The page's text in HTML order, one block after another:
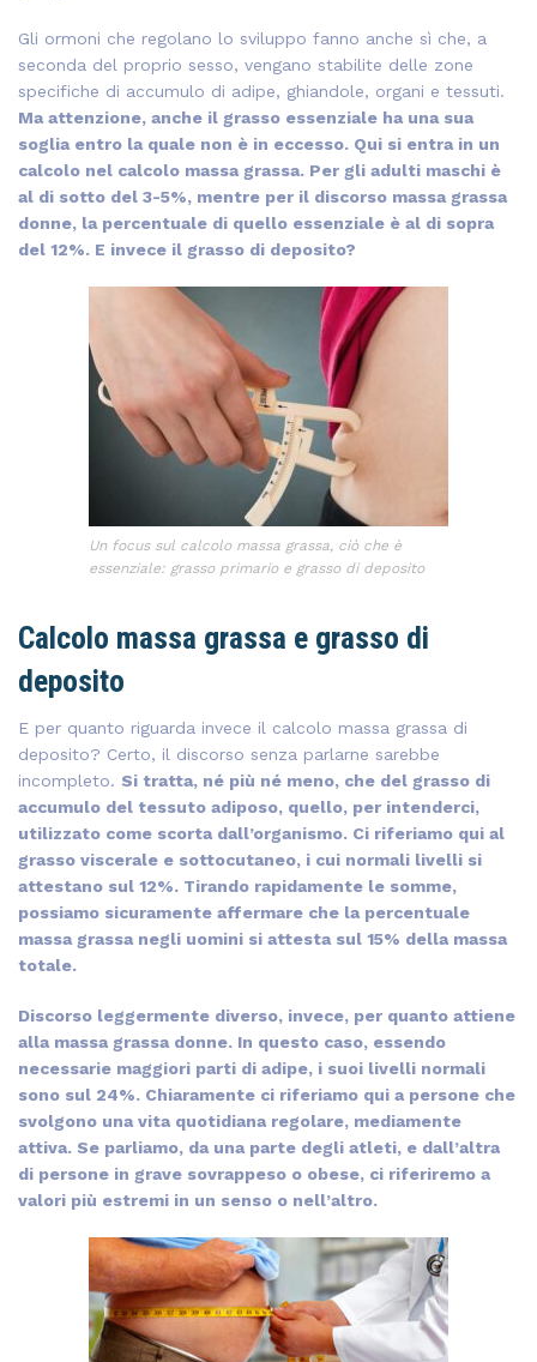
Gli ormoni che regolano lo sviluppo fanno anche sì che, a
seconda del proprio sesso, vengano stabilite delle zone
specifiche di accumulo di adipe, ghiandole, organi e tessuti.
Ma attenzione, anche il grasso essenziale ha una sua
soglia entro la quale non è in eccesso. Qui si entra in un
calcolo nel calcolo massa grassa. Per gli adulti maschi è
al di sotto del 3-5%, mentre per il discorso massa grassa
donne, la percentuale di quello essenziale è al di sopra
del 12%. E invece il grasso di deposito?
Un focus sul calcolo massa grassa, ciò che è
essenziale: grasso primario e grasso di deposito
Calcolo massa grassa e grasso di
deposito
E per quanto riguarda invece il calcolo massa grassa di
deposito? Certo, il discorso senza parlarne sarebbe
incompleto. Si tratta, né più né meno, che del grasso di
accumulo del tessuto adiposo, quello, per intenderci,
utilizzato come scorta dall’organismo. Ci riferiamo qui al
grasso viscerale e sottocutaneo, i cui normali livelli si
attestano sul 12%. Tirando rapidamente le somme,
possiamo sicuramente affermare che la percentuale
massa grassa negli uomini si attesta sul 15% della massa
totale.
Discorso leggermente diverso, invece, per quanto attiene
alla massa grassa donne. In questo caso, essendo
necessarie maggiori parti di adipe, i suoi livelli normali
sono sul 24%. Chiaramente ci riferiamo qui a persone che
svolgono una vita quotidiana regolare, mediamente
attiva. Se parliamo, da una parte degli atleti, e dall’altra
di persone in grave sovrappeso o obese, ci riferiremo a
valori più estremi in un senso o nell’altro.